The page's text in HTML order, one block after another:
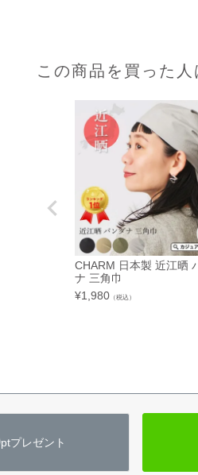
この商品を買った
CHARM 日本製 近江晒
ナ 三角巾
¥1,980 （税込）
ptプレゼント